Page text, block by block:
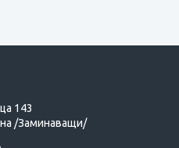
143
/Заминаващи/